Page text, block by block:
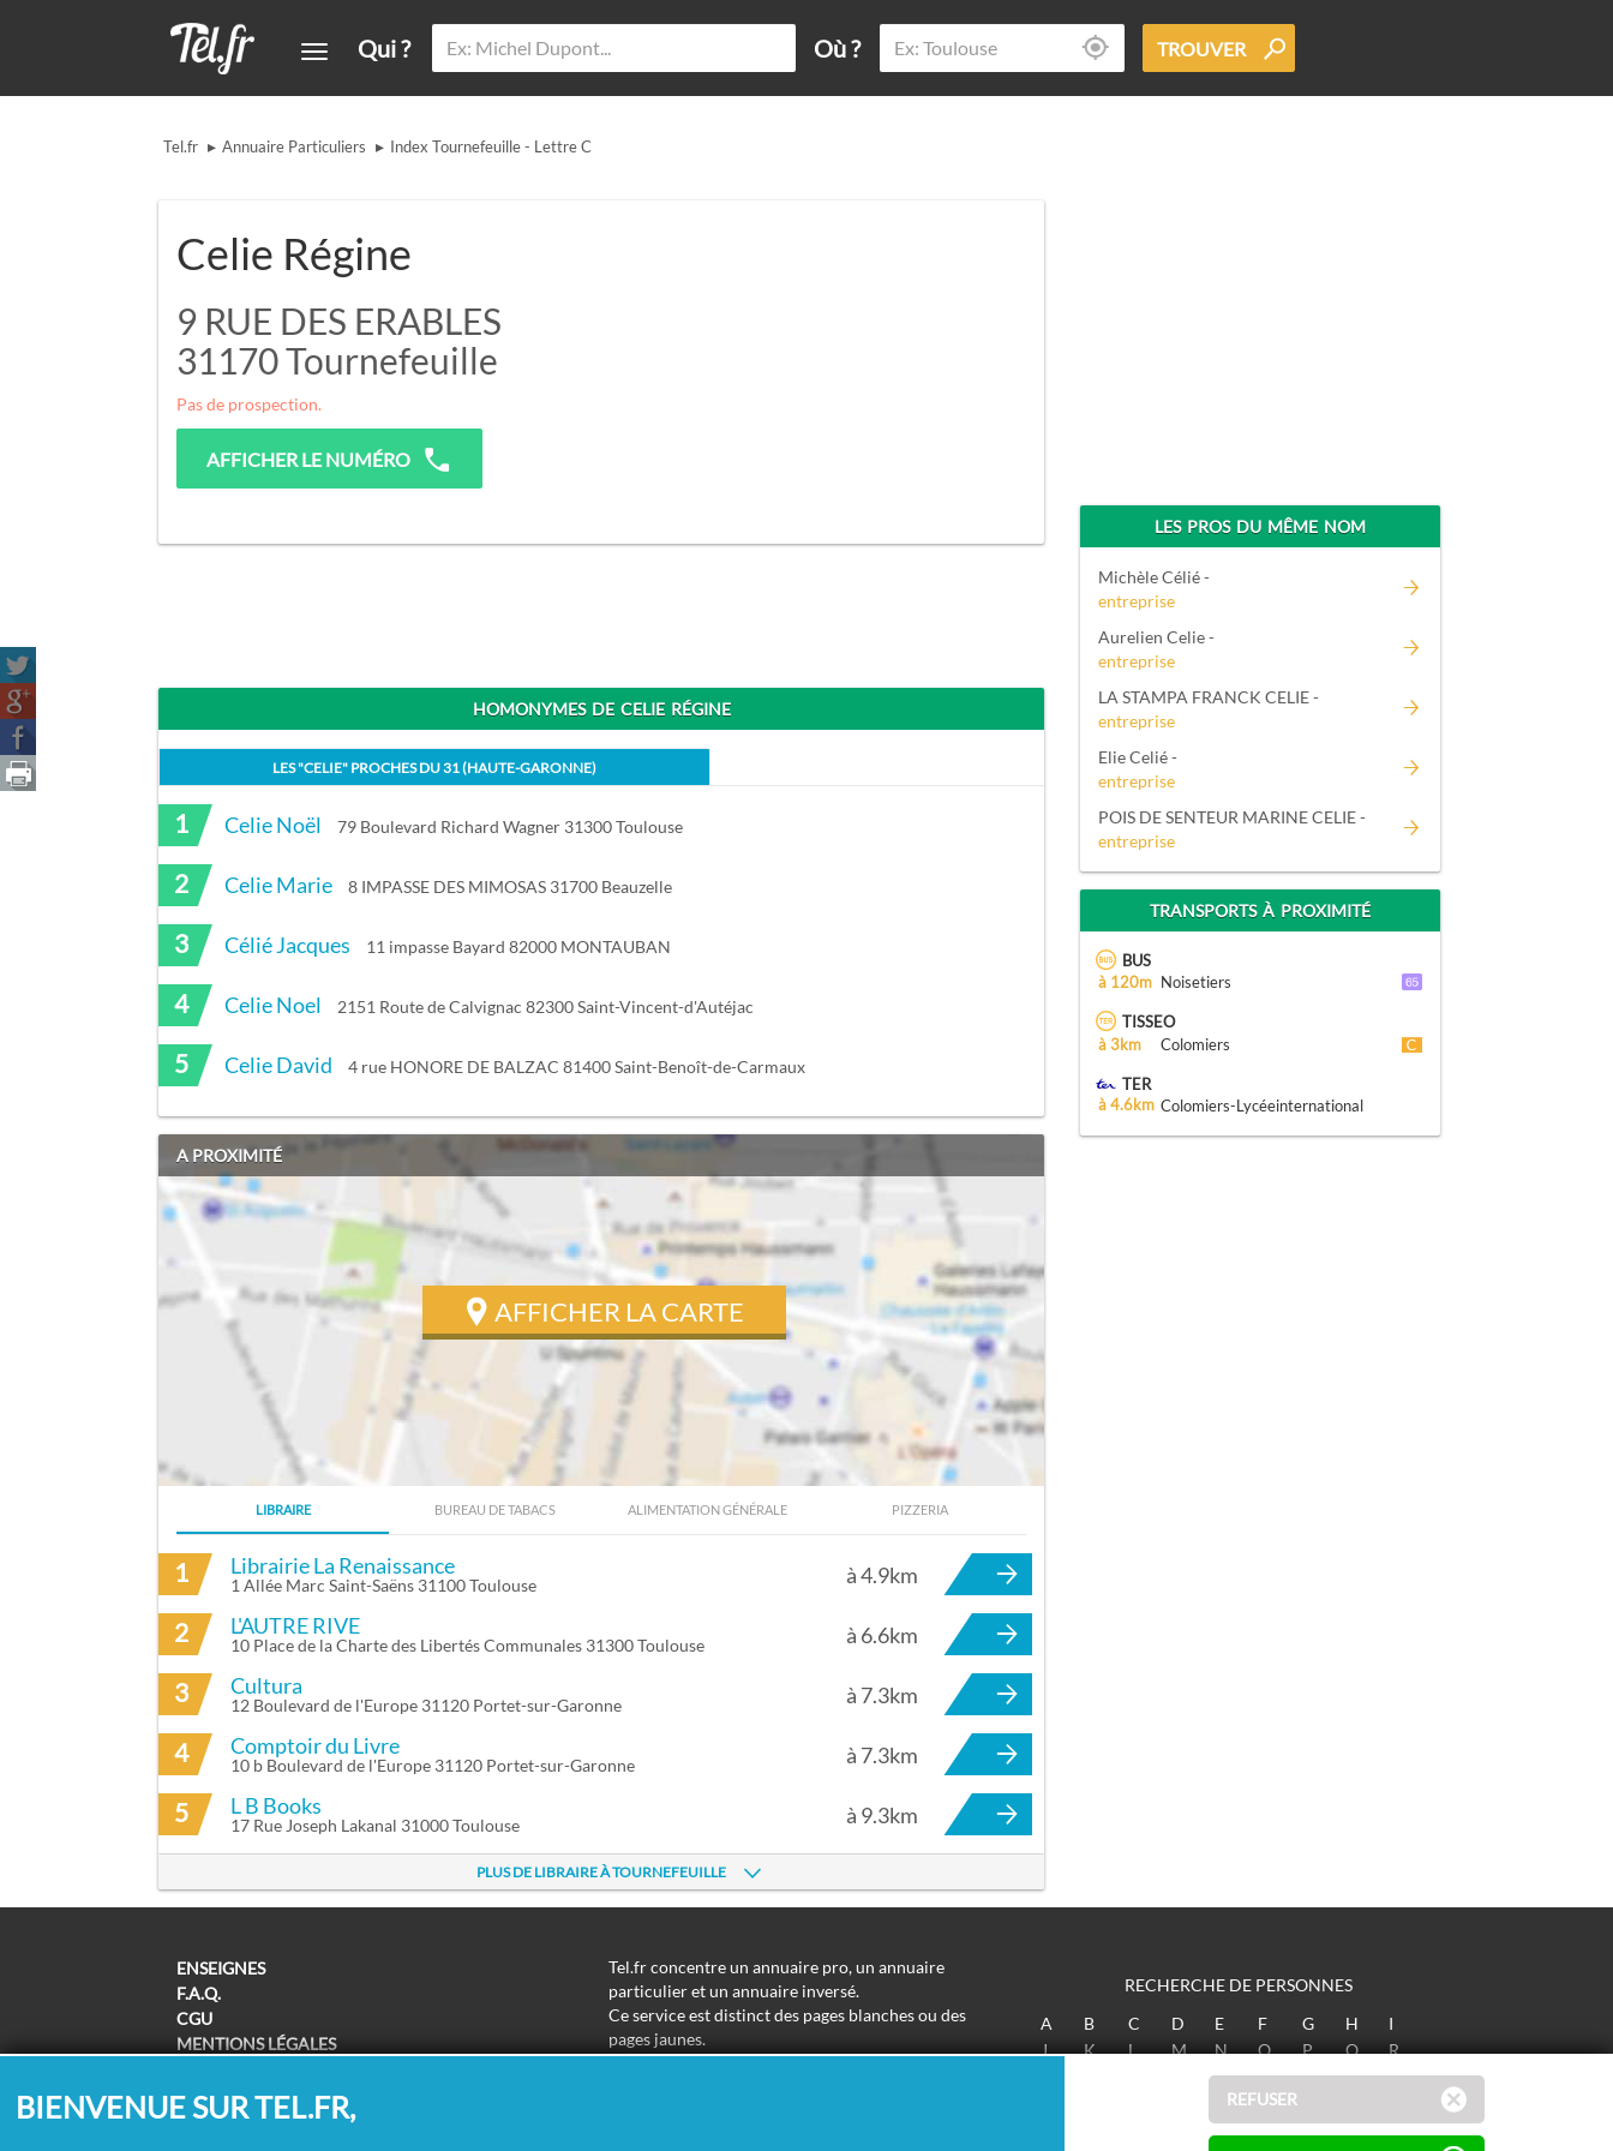
Qui ? Où ? TROUVER
Tel.fr ▸ Annuaire Particuliers ▸ Index Tournefeuille - Lettre C
Celie Régine
9 RUE DES ERABLES
31170Tournefeuille
Pas de prospection.
AFFICHER LE NUMÉRO
HOMONYMES DE CELIE RÉGINE
LES "CELIE" PROCHES DU31 (HAUTE-GARONNE)
1 Celie Noël 79 Boulevard Richard Wagner 31300 Toulouse
2 Celie Marie 8 IMPASSE DES MIMOSAS 31700 Beauzelle
3 Célié Jacques 11 impasse Bayard 82000 MONTAUBAN
4 Celie Noel 2151 Route de Calvignac 82300 Saint-Vincent-d'Autéjac
5 Celie David 4 rue HONORE DE BALZAC 81400 Saint-Benoît-de-Carmaux
A PROXIMITÉ
AFFICHER LA CARTE
ITINÉRAIRE VERS CELIE RÉGINE À TOURNEFEUILLE
LIBRAIRE BUREAU DE TABACS ALIMENTATION GÉNÉRALE PIZZERIA
1 Librairie La Renaissance
1 Allée Marc Saint-Saëns 31100 Toulouse à 4.9km
2 L'AUTRE RIVE
10 Place de la Charte des Libertés Communales 31300 Toulouse à 6.6km
3 Cultura
12 Boulevard de l'Europe 31120 Portet-sur-Garonne à 7.3km
4 Comptoir du Livre
10 b Boulevard de l'Europe 31120 Portet-sur-Garonne à 7.3km
5 L B Books
17 Rue Joseph Lakanal 31000 Toulouse à 9.3km
PLUS DE LIBRAIRE À TOURNEFEUILLE
LES PROS DU MÊME NOM
Michèle Célié -
entreprise
Aurelien Celie -
entreprise
LA STAMPA FRANCK CELIE -
entreprise
Elie Celié -
entreprise
POIS DE SENTEUR MARINE CELIE -
entreprise
TRANSPORTS À PROXIMITÉ
BUS
à 120m Noisetiers
TISSEO
à 3km
Colomiers
TER
à 4.6km Colomiers-Lycéeinternational
ENSEIGNES
F.A.Q.
CGU
MENTIONS LÉGALES
POLITIQUE DE COOKIES
MODIFIER MES CHOIX COOKIES
Tel.fr concentre un annuaire pro, un annuaire
particulier et un annuaire inversé.
Ce service est distinct des pages blanches ou des
pages jaunes.
Les informations utilisées peuvent donc varier en
RECHERCHE DE PERSONNES
A
B C D E F G H
I
J
K L M N O P Q
R
W X Y Z
BIENVENUE SUR TEL.FR, REFUSER